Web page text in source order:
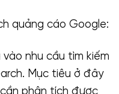
quảng cáo Google:
nhu cầu tìm kiếm
Mục tiêu ở đây